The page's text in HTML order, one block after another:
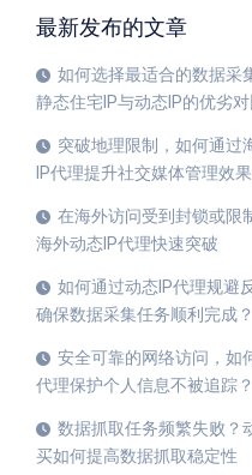
最新发布的文章
如何选择最适合的数据采
静态住宅IP与动态IP的优劣对
突破地理限制，如何通过
IP代理提升社交媒体管理效果
在海外访问受到封锁或限
海外动态IP代理快速突破
如何通过动态IP代理规避
确保数据采集任务顺利完成？
安全可靠的网络访问，如
代理保护个人信息不被追踪？
数据抓取任务频繁失败？
买如何提高数据抓取稳定性